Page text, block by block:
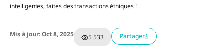
intelligentes, faites des transactions éthiques !
Mis à jour: Oct 8, 2025 5 533 Partager